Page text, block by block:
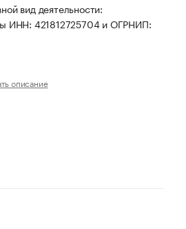
вид деятельности:
ИНН: 421812725704 и ОГРНИП:
описание